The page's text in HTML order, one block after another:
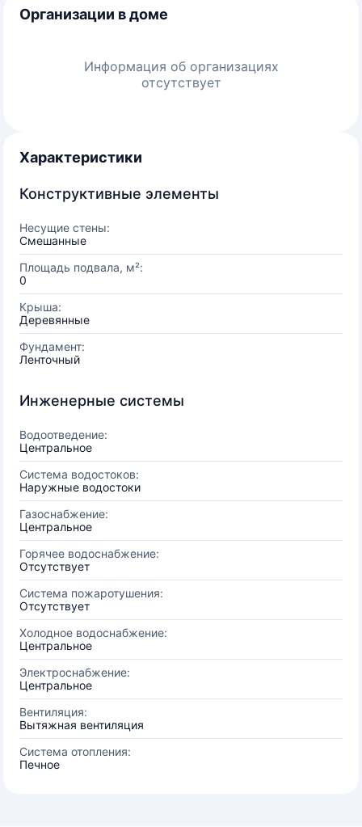
Организации в доме
Информация об организациях
отсутствует
Характеристики
Конструктивные элементы
Несущие стены:
Смешанные
Площадь подвала, м²:
0
Крыша:
Деревянные
Фундамент:
Ленточный
Инженерные системы
Водоотведение:
Центральное
Система водостоков:
Наружные водостоки
Газоснабжение:
Центральное
Горячее водоснабжение:
Отсутствует
Система пожаротушения:
Отсутствует
Холодное водоснабжение:
Центральное
Электроснабжение:
Центральное
Вентиляция:
Вытяжная вентиляция
Система отопления:
Печное